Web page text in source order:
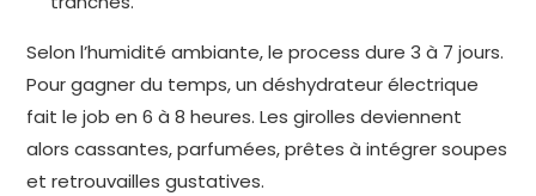
Selon l’humidité ambiante, le process dure 3 à 7 jours.
Pour gagner du temps, un déshydrateur électrique
fait le job en 6 à 8 heures. Les girolles deviennent
alors cassantes, parfumées, prêtes à intégrer soupes
et retrouvailles gustatives.